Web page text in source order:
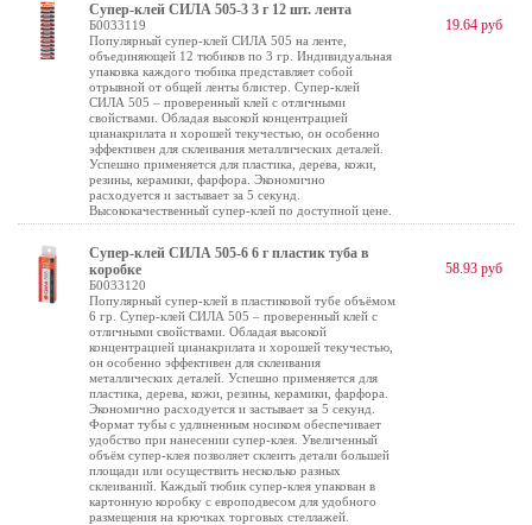
Супер-клей СИЛА 505-3 3 г 12 шт. лента
Б0033119
Популярный супер-клей СИЛА 505 на ленте,
объединяющей 12 тюбиков по 3 гр. Индивидуальная
упаковка каждого тюбика представляет собой
отрывной от общей ленты блистер. Супер-клей
СИЛА 505 – проверенный клей с отличными
свойствами. Обладая высокой концентрацией
цианакрилата и хорошей текучестью, он особенно
эффективен для склеивания металлических деталей.
Успешно применяется для пластика, дерева, кожи,
резины, керамики, фарфора. Экономично
расходуется и застывает за 5 секунд.
Высококачественный супер-клей по доступной цене.
19.64 руб
Супер-клей СИЛА 505-6 6 г пластик туба в
коробке
Б0033120
Популярный супер-клей в пластиковой тубе объёмом
6 гр. Супер-клей СИЛА 505 – проверенный клей с
отличными свойствами. Обладая высокой
концентрацией цианакрилата и хорошей текучестью,
он особенно эффективен для склеивания
металлических деталей. Успешно применяется для
пластика, дерева, кожи, резины, керамики, фарфора.
Экономично расходуется и застывает за 5 секунд.
Формат тубы с удлиненным носиком обеспечивает
удобство при нанесении супер-клея. Увеличенный
объём супер-клея позволяет склеить детали большей
площади или осуществить несколько разных
склеиваний. Каждый тюбик супер-клея упакован в
картонную коробку с европодвесом для удобного
размещения на крючках торговых стеллажей.
58.93 руб